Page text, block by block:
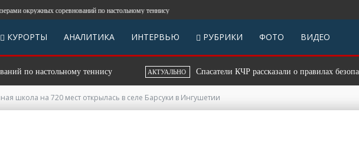
окружных соревнований по настольному теннису
КУРОРТЫ АНАЛИТИКА ИНТЕРВЬЮ РУБРИКИ ФОТО ВИДЕО
по настольному теннису АКТУАЛЬНО Спасатели КЧР рассказали о правилах
школа на 720 мест открылась в селе Барсуки в Ингушетии